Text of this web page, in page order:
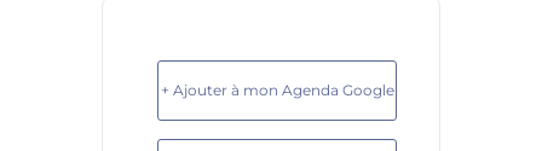
+ Ajouter à mon Agenda Google